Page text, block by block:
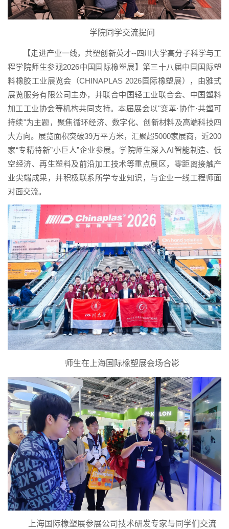
学院同学交流提问
【走进产业一线，共塑创新英才--四川大学高分子科学与工
程学院师生参观2026中国国际橡塑展】第三十八届中国国际塑
料橡胶工业展览会（CHINAPLAS 2026国际橡塑展），由雅式
展览服务有限公司主办，并联合中国轻工业联合会、中国塑料
加工工业协会等机构共同支持。本届展会以"变革·协作·共塑可
持续"为主题，聚焦循环经济、数字化、创新材料及高端科技四
大方向。展览面积突破39万平方米，汇聚超5000家展商，近200
家“专精特新”小巨人”企业参展。学院师生深入AI智能制造、低
空经济、再生塑料及前沿加工技术等重点展区，零距离接触产
业尖端成果，并积极联系所学专业知识，与企业一线工程师面
对面交流。
师生在上海国际橡塑展会场合影
上海国际橡塑展参展公司技术研发专家与同学们交流